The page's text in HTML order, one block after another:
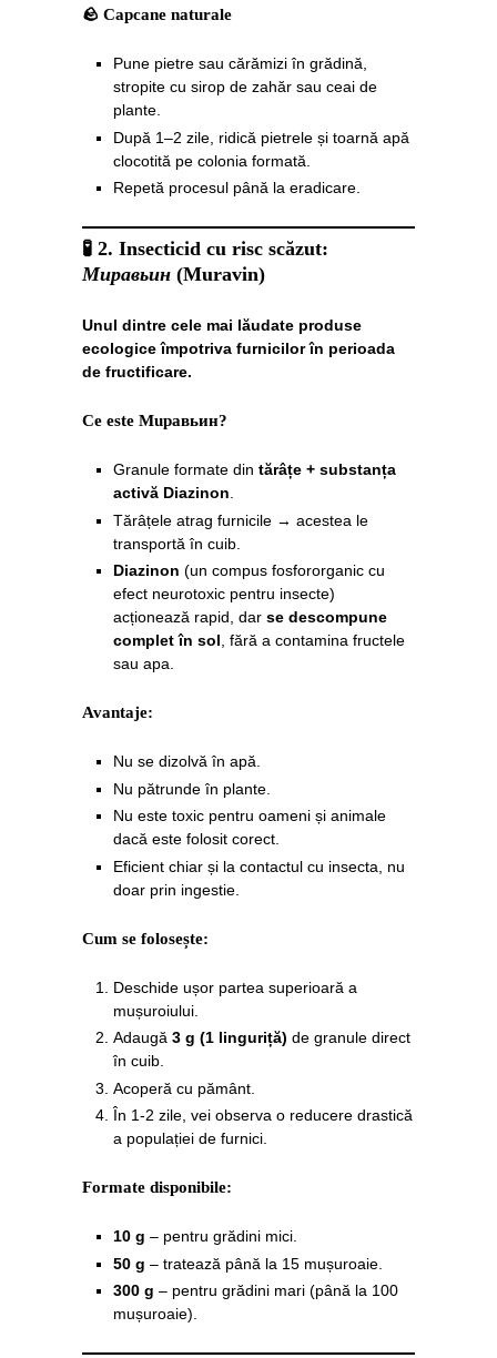
🪨 Capcane naturale
Pune pietre sau cărămizi în grădină,
stropite cu sirop de zahăr sau ceai de
plante.
După 1–2 zile, ridică pietrele și toarnă apă
clocotită pe colonia formată.
Repetă procesul până la eradicare.
🧪 2. Insecticid cu risc scăzut:
Muравьин (Muravin)
Unul dintre cele mai lăudate produse
ecologice împotriva furnicilor în perioada
de fructificare.
Ce este Muравьин?
Granule formate din tărâțe + substanța
activă Diazinon.
Tărâțele atrag furnicile → acestea le
transportă în cuib.
Diazinon (un compus fosfororganic cu
efect neurotoxic pentru insecte)
acționează rapid, dar se descompune
complet în sol, fără a contamina fructele
sau apa.
Avantaje:
Nu se dizolvă în apă.
Nu pătrunde în plante.
Nu este toxic pentru oameni și animale
dacă este folosit corect.
Eficient chiar și la contactul cu insecta, nu
doar prin ingestie.
Cum se folosește:
Deschide ușor partea superioară a
mușuroiului.
Adaugă 3 g (1 linguriță) de granule direct
în cuib.
Acoperă cu pământ.
În 1-2 zile, vei observa o reducere drastică
a populației de furnici.
Formate disponibile:
10 g – pentru grădini mici.
50 g – tratează până la 15 mușuroaie.
300 g – pentru grădini mari (până la 100
mușuroaie).